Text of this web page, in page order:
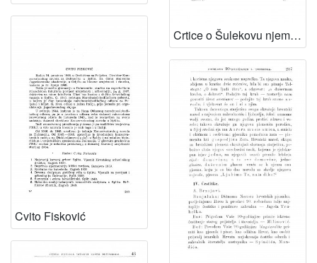
Crtice o Šulekovu njemačko-hrvatskom rječniku / V. Dukat
Cvito Fisković